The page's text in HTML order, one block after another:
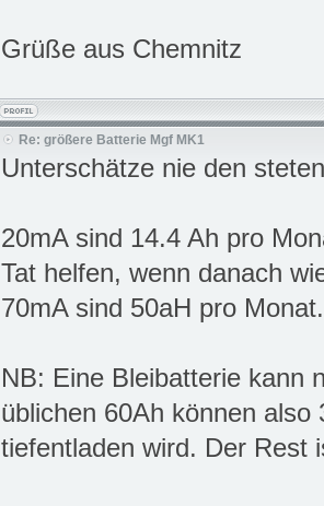
Grüße aus Chemnitz
Re: größere Batterie Mgf MK1
Unterschätze nie den
20mA sind 14.4 Ah pro
Tat helfen, wenn danach
70mA sind 50aH pro Monat.
NB: Eine Bleibatterie kann
üblichen 60Ah können
tiefentladen wird. Der Rest